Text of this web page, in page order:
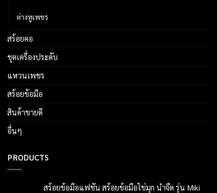
ต่างหูเพชร
สร้อยคอ
ชุดเครื่องประดับ
แหวนเพชร
สร้อยข้อมือ
สินค้าขายดี
อื่นๆ
PRODUCTS
สร้อยข้อมือแฟชั่น สร้อยข้อมือไข่มุก น้ำจืด รุ่น Miki